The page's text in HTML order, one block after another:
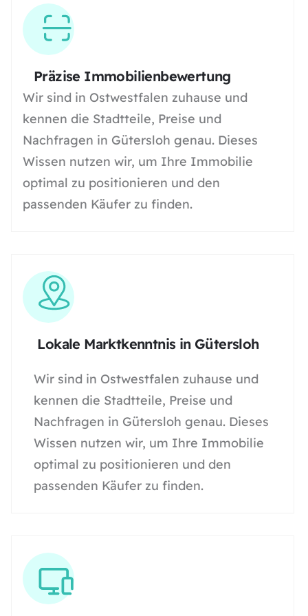
Präzise Immobilienbewertung
Wir sind in Ostwestfalen zuhause und
kennen die Stadtteile, Preise und
Nachfragen in Gütersloh genau. Dieses
Wissen nutzen wir, um Ihre Immobilie
optimal zu positionieren und den
passenden Käufer zu finden.
Lokale Marktkenntnis in Gütersloh
Wir sind in Ostwestfalen zuhause und
kennen die Stadtteile, Preise und
Nachfragen in Gütersloh genau. Dieses
Wissen nutzen wir, um Ihre Immobilie
optimal zu positionieren und den
passenden Käufer zu finden.